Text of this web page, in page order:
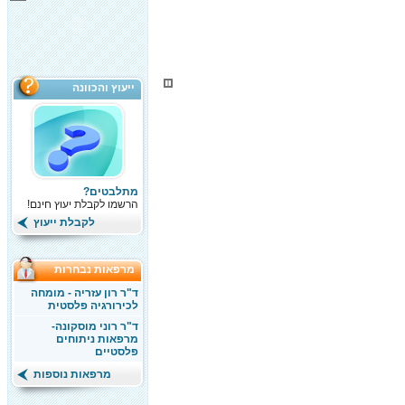
ייעוץ והכוונה
מתלבטים?
הרשמו לקבלת יעוץ חינם!
לקבלת ייעוץ
מרפאות נבחרות
ד"ר רון עזריה - מומחה
לכירורגיה פלסטית
ד"ר רוני מוסקונה-
מרפאות ניתוחים
פלסטיים
מרפאות נוספות